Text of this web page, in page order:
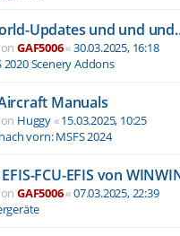
Updates und und
GAF5006«30.03.2025, 16:18
2020 Scenery Addons
Manuals
Huggy«15.03.2025, 10:25
vorn: MSFS 2024
FCU-EFIS von
GAF5006«07.03.2025, 22:39